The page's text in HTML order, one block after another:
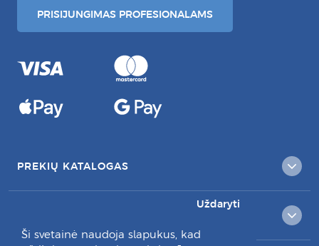
Ši svetainė naudoja slapukus, kad
Uždaryti
PRISIJUNGIMAS PROFESIONALAMS
PREKIŲ KATALOGAS